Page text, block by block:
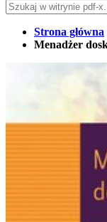
Strona główna
Menadżer